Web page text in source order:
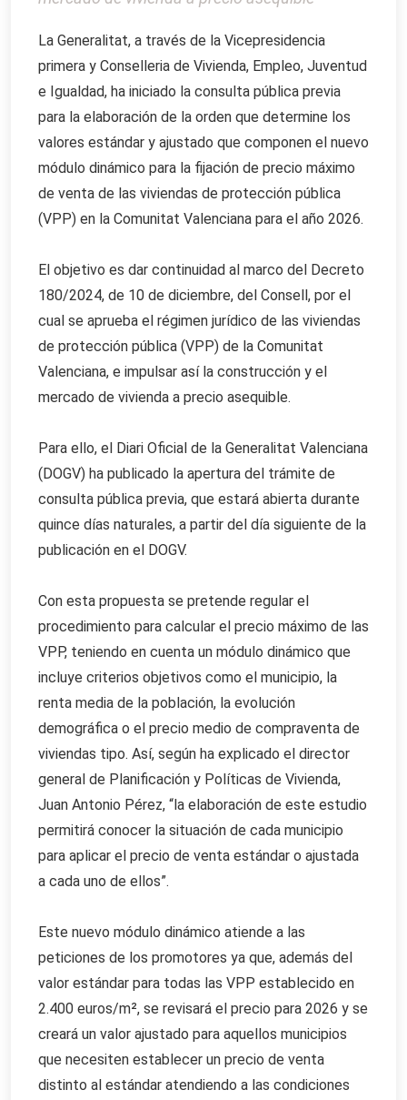
La Generalitat, a través de la Vicepresidencia
primera y Conselleria de Vivienda, Empleo, Juventud
e Igualdad, ha iniciado la consulta pública previa
para la elaboración de la orden que determine los
valores estándar y ajustado que componen el nuevo
módulo dinámico para la fijación de precio máximo
de venta de las viviendas de protección pública
(VPP) en la Comunitat Valenciana para el año 2026.
El objetivo es dar continuidad al marco del Decreto
180/2024, de 10 de diciembre, del Consell, por el
cual se aprueba el régimen jurídico de las viviendas
de protección pública (VPP) de la Comunitat
Valenciana, e impulsar así la construcción y el
mercado de vivienda a precio asequible.
Para ello, el Diari Oficial de la Generalitat Valenciana
(DOGV) ha publicado la apertura del trámite de
consulta pública previa, que estará abierta durante
quince días naturales, a partir del día siguiente de la
publicación en el DOGV.
Con esta propuesta se pretende regular el
procedimiento para calcular el precio máximo de las
VPP, teniendo en cuenta un módulo dinámico que
incluye criterios objetivos como el municipio, la
renta media de la población, la evolución
demográfica o el precio medio de compraventa de
viviendas tipo. Así, según ha explicado el director
general de Planificación y Políticas de Vivienda,
Juan Antonio Pérez, “la elaboración de este estudio
permitirá conocer la situación de cada municipio
para aplicar el precio de venta estándar o ajustada
a cada uno de ellos”.
Este nuevo módulo dinámico atiende a las
peticiones de los promotores ya que, además del
valor estándar para todas las VPP establecido en
2.400 euros/m², se revisará el precio para 2026 y se
creará un valor ajustado para aquellos municipios
que necesiten establecer un precio de venta
distinto al estándar atendiendo a las condiciones